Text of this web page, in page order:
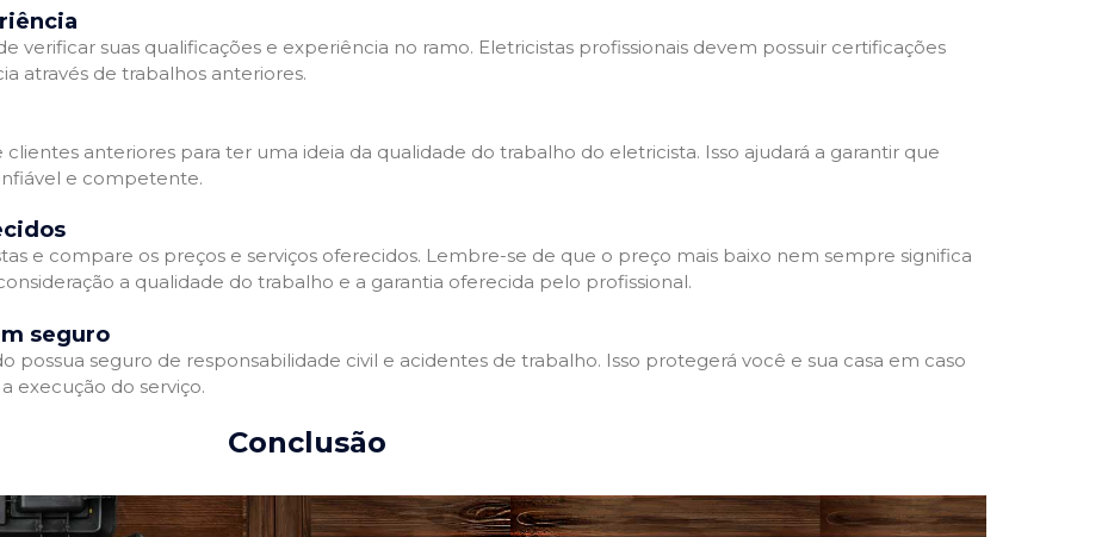
verificar suas qualificações e experiência no ramo. Eletricistas profissionais devem possuir certificações
através de trabalhos anteriores.
anteriores para ter uma ideia da qualidade do trabalho do eletricista. Isso ajudará a garantir que
e competente.
e compare os preços e serviços oferecidos. Lembre-se de que o preço mais baixo nem sempre significa
a qualidade do trabalho e a garantia oferecida pelo profissional.
seguro
possua seguro de responsabilidade civil e acidentes de trabalho. Isso protegerá você e sua casa em caso
execução do serviço.
Conclusão